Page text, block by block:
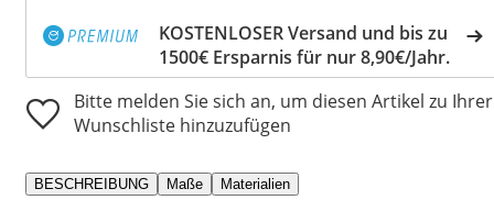
KOSTENLOSER Versand und bis zu
1500€ Ersparnis für nur 8,90€/Jahr.
Bitte melden Sie sich an, um diesen Artikel zu Ihrer
Wunschliste hinzuzufügen
BESCHREIBUNG Maße Materialien